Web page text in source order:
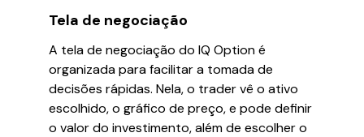
Tela de negociação
A tela de negociação do IQ Option é
organizada para facilitar a tomada de
decisões rápidas. Nela, o trader vê o ativo
escolhido, o gráfico de preço, e pode definir
o valor do investimento, além de escolher o